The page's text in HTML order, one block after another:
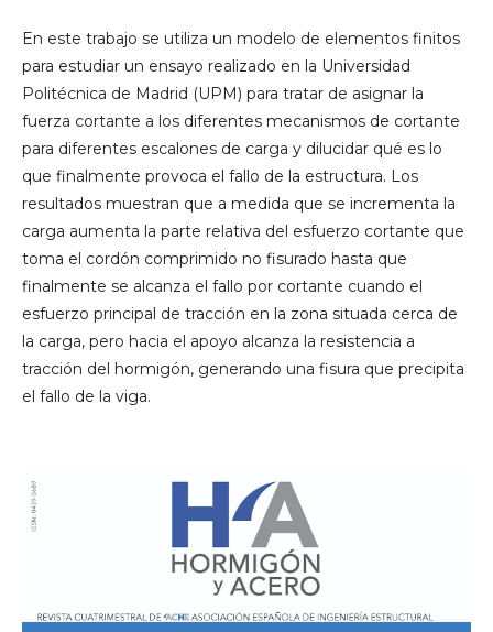
En este trabajo se utiliza un modelo de elementos finitos
para estudiar un ensayo realizado en la Universidad
Politécnica de Madrid (UPM) para tratar de asignar la
fuerza cortante a los diferentes mecanismos de cortante
para diferentes escalones de carga y dilucidar qué es lo
que finalmente provoca el fallo de la estructura. Los
resultados muestran que a medida que se incrementa la
carga aumenta la parte relativa del esfuerzo cortante que
toma el cordón comprimido no fisurado hasta que
finalmente se alcanza el fallo por cortante cuando el
esfuerzo principal de tracción en la zona situada cerca de
la carga, pero hacia el apoyo alcanza la resistencia a
tracción del hormigón, generando una fisura que precipita
el fallo de la viga.